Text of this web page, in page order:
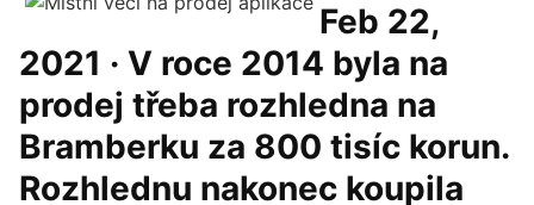
Feb 22,
2021 · V roce 2014 byla na
prodej třeba rozhledna na
Bramberku za 800 tisíc korun.
Rozhlednu nakonec koupila